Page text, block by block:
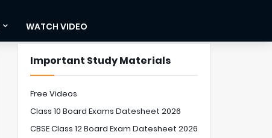
WATCH VIDEO
Important Study Materials
Free Videos
Class 10 Board Exams Datesheet 2026
CBSE Class 12 Board Exam Datesheet 2026